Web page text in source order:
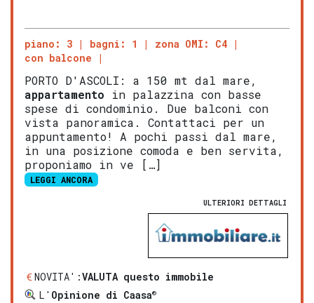
piano: 3 bagni: 1
zona OMI: C4
con balcone
PORTO D'ASCOLI: a 150 mt dal mare,
appartamento in palazzina con basse
spese di condominio. Due balconi con
vista panoramica. Contattaci per un
appuntamento! A pochi passi dal mare,
in una posizione comoda e ben servita,
proponiamo in ve […]
LEGGI ANCORA
ULTERIORI DETTAGLI
NOVITA':VALUTA questo immobile
L' Opinione di Caasa®